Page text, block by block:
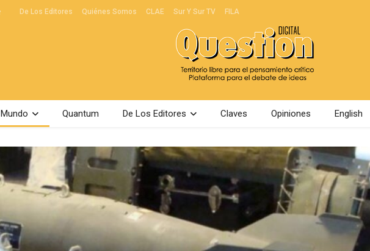
De Los Editores Quiénes Somos CLAE Sur Y Sur TV FILA
Mundo Quantum De Los Editores Claves Opiniones English